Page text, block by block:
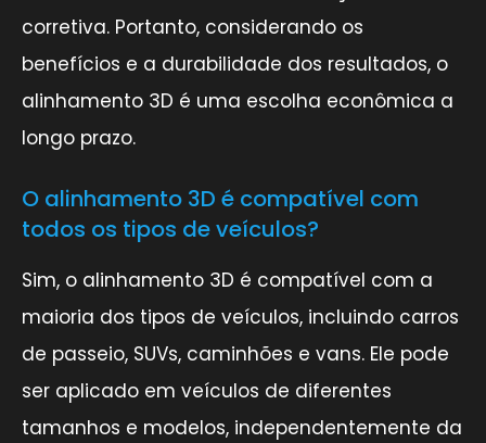
corretiva. Portanto, considerando os
benefícios e a durabilidade dos resultados, o
alinhamento 3D é uma escolha econômica a
longo prazo.
O alinhamento 3D é compatível com
todos os tipos de veículos?
Sim, o alinhamento 3D é compatível com a
maioria dos tipos de veículos, incluindo carros
de passeio, SUVs, caminhões e vans. Ele pode
ser aplicado em veículos de diferentes
tamanhos e modelos, independentemente da